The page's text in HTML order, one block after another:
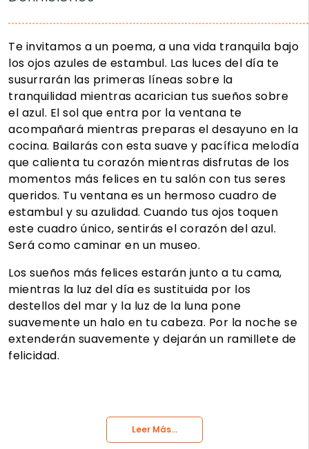
Te invitamos a un poema, a una vida tranquila bajo
los ojos azules de estambul. Las luces del día te
susurrarán las primeras líneas sobre la
tranquilidad mientras acarician tus sueños sobre
el azul. El sol que entra por la ventana te
acompañará mientras preparas el desayuno en la
cocina. Bailarás con esta suave y pacífica melodía
que calienta tu corazón mientras disfrutas de los
momentos más felices en tu salón con tus seres
queridos. Tu ventana es un hermoso cuadro de
estambul y su azulidad. Cuando tus ojos toquen
este cuadro único, sentirás el corazón del azul.
Será como caminar en un museo.
Los sueños más felices estarán junto a tu cama,
mientras la luz del día es sustituida por los
destellos del mar y la luz de la luna pone
suavemente un halo en tu cabeza. Por la noche se
extenderán suavemente y dejarán un ramillete de
felicidad.
Leer Más...